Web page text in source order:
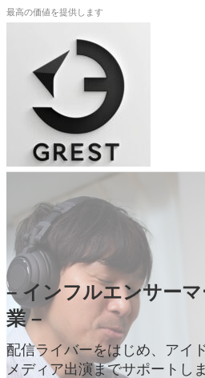
内
最高の価値を提供します
– インフルエンサー
業 –
配信ライバーをはじめ、アイ
メディア出演までサポートしま